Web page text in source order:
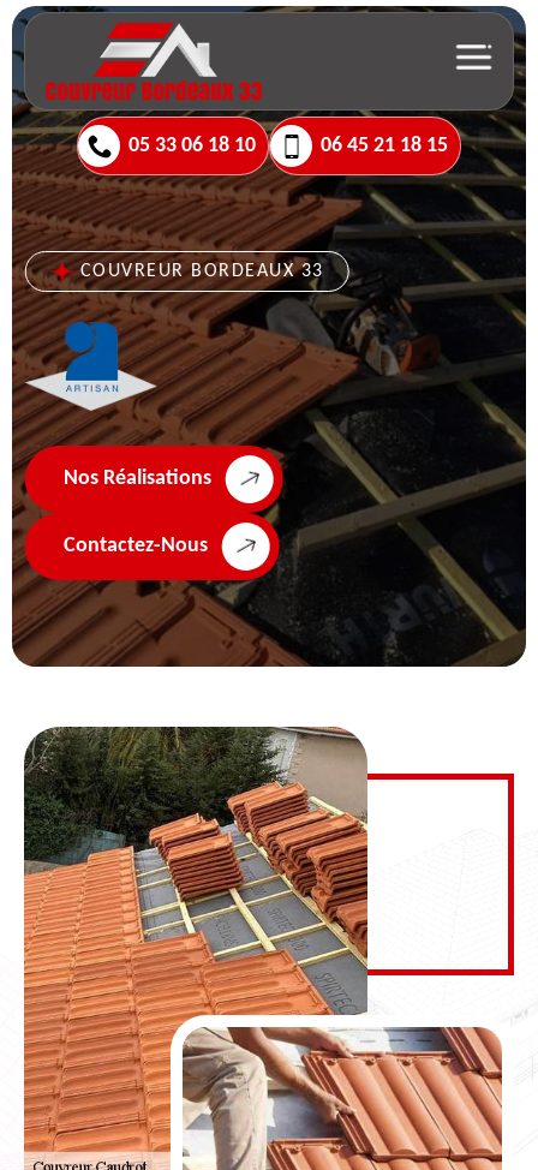
05 33 06 18 10 06 45 21 18 15
COUVREUR BORDEAUX 33
Nos Réalisations
Contactez-Nous